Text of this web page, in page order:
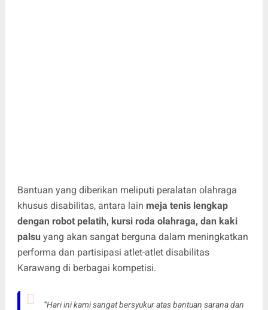
Bantuan yang diberikan meliputi peralatan olahraga
khusus disabilitas, antara lain meja tenis lengkap
dengan robot pelatih, kursi roda olahraga, dan kaki
palsu yang akan sangat berguna dalam meningkatkan
performa dan partisipasi atlet-atlet disabilitas
Karawang di berbagai kompetisi.
“Hari ini kami sangat bersyukur atas bantuan sarana dan